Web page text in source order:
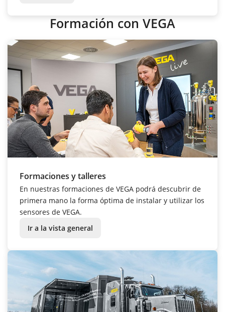
Formación con VEGA
Formaciones y talleres
En nuestras formaciones de VEGA podrá descubrir de
primera mano la forma óptima de instalar y utilizar los
sensores de VEGA.
Ir a la vista general